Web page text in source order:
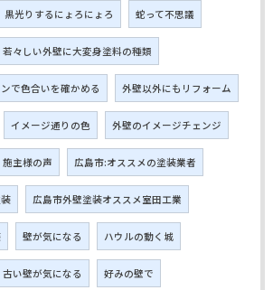
黒光りするにょろにょろ 蛇って不思議
若々しい外壁に大変身塗料の種類
で色合いを確かめる 外壁以外にもリフォーム
イメージ通りの色 外壁のイメージチェンジ
施主様の声 広島市:オススメの塗装業者
広島市外壁塗装オススメ室田工業
壁が気になる ハウルの動く城
古い壁が気になる 好みの壁で